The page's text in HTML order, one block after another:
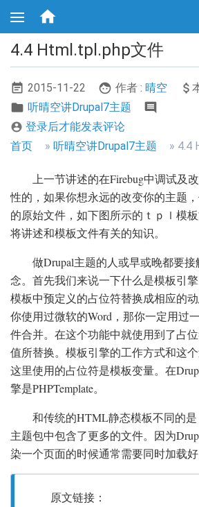
转
容

4.4 Html.tpl.php文件
2015-11-22 作者 : 晴空
听晴空讲Drupal7主题
 登录后才能发表评论
面
屑
导
航
首页 听晴空讲Drupal7主题 4.4
上一节讲述的在Firebug中调试及
性的，如果你想永远的改变你的主题
的原始文件，如下图所示的ｔｐｌ模
将讲述和模板文件有关的知识。
做Drupal主题的人或早或晚都要
念。首先我们来说一下什么是模板引
模板中预定义的占位符替换成相应的
你使用过微软的Word，那你一定用过
件合并。在这个功能中就使用到了占
值所替换。模板引擎的工作方式和这
这里使用的占位符是模板变量。在
擎是PHPTemplate。
和传统的HTML静态模板不同的
主题包中包含了更多的文件。因为
染一个页面的时候通常需要同时加载好
原文链接：